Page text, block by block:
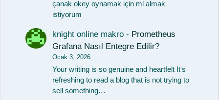
çanak okey oynamak için ml almak
istiyorum
knight online makro - Prometheus
Grafana Nasıl Entegre Edilir?
Ocak 3, 2026
Your writing is so genuine and heartfelt It's
refreshing to read a blog that is not trying to
sell something…